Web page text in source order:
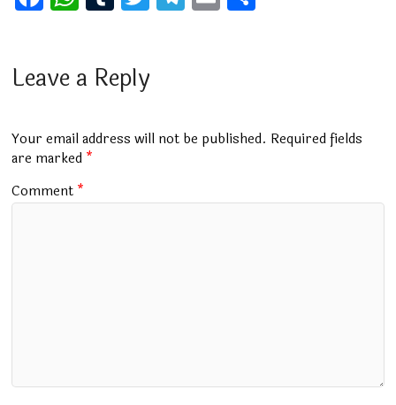
a
b
o
k
h
s
p
p
u
bl
wi
er
el
m
m
Leave a Reply
Your email address will not be published. Required fields
are marked *
Comment *